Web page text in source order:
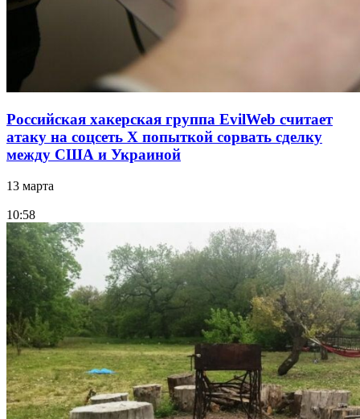
Российская хакерская группа EvilWeb считает
атаку на соцсеть Х попыткой сорвать сделку
между США и Украиной
13 марта
10:58